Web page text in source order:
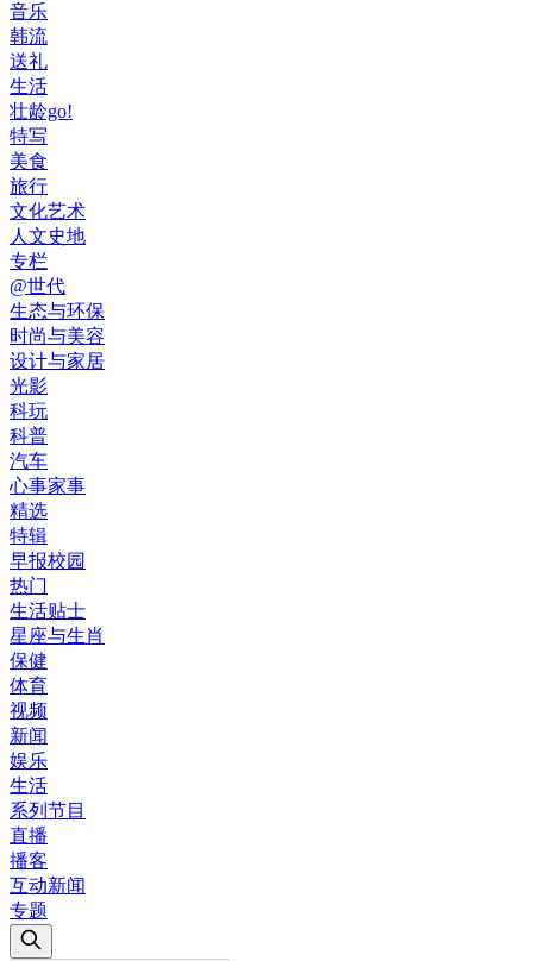
音乐
韩流
送礼
生活
壮龄go!
特写
美食
旅行
文化艺术
人文史地
专栏
@世代
生态与环保
时尚与美容
设计与家居
光影
科玩
科普
汽车
心事家事
精选
特辑
早报校园
热门
生活贴士
星座与生肖
保健
体育
视频
新闻
娱乐
生活
系列节目
直播
播客
互动新闻
专题